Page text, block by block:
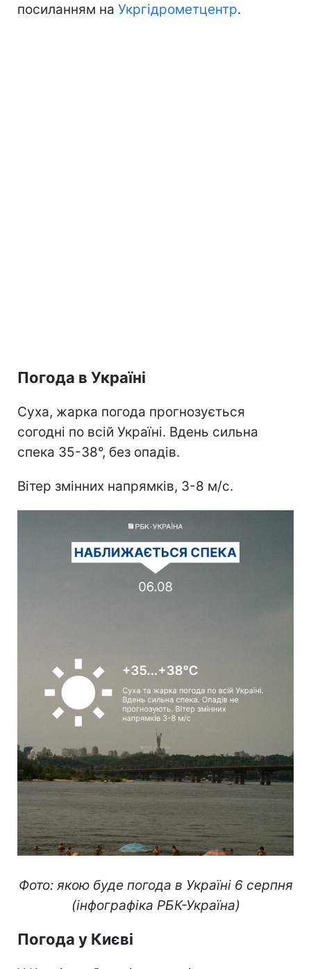
посиланням на Укргідрометцентр.
Погода в Україні
Суха, жарка погода прогнозується
согодні по всій Україні. Вдень сильна
спека 35-38°, без опадів.
Вітер змінних напрямків, 3-8 м/с.
Фото: якою буде погода в Україні 6 серпня
(інфографіка РБК-Україна)
Погода у Києві